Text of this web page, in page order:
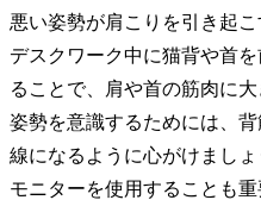
悪い姿勢が肩こりを引き起
デスクワーク中に猫背や首
ることで、肩や首の筋肉に
姿勢を意識するためには、
線になるように心がけまし
モニターを使用することも